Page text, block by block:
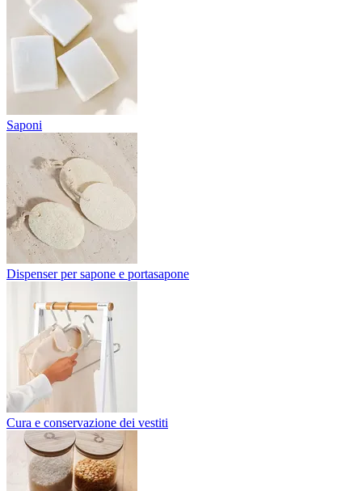
Saponi
Dispenser per sapone e portasapone
Cura e conservazione dei vestiti